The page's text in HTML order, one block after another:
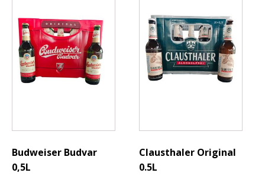
Budweiser Budvar
0,5L
Clausthaler Original
0.5L